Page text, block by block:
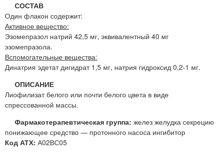
СОСТАВ
Один флакон содержит:
Активное вещество:
Эзомепразол натрий 42,5 мг, эквивалентный 40 мг
эзомепразола.
Вспомогательные вещества:
Динатрия эдетат дигидрат 1,5 мг, натрия гидроксид 0,2-1 мг.
ОПИСАНИЕ
Лиофилизат белого или почти белого цвета в виде
спрессованной массы.
Фармакотерапевтическая группа: желез желудка секрецию
понижающее средство — протонного насоса ингибитор
Код АТХ: А02ВС05